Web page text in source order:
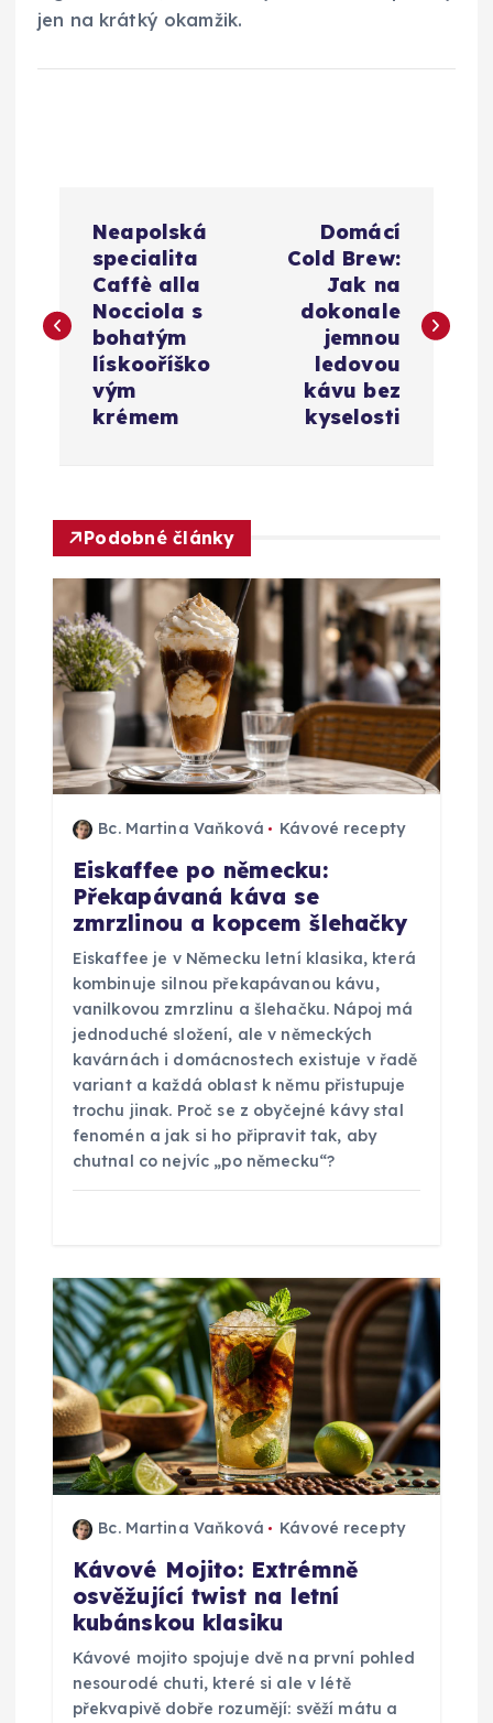
jen na krátký okamžik.
v
c
e
p
r
o
p
Neapolská
specialita
Caffè alla
Nocciola s
bohatým
lískooříško
vým
krémem
Domácí
Cold Brew:
Jak na
dokonale
jemnou
ledovou
kávu bez
kyselosti
Podobné články
Bc. Martina Vaňková Kávové recepty
Eiskaffee po německu:
Překapávaná káva se
zmrzlinou a kopcem šlehačky
Eiskaffee je v Německu letní klasika, která
kombinuje silnou překapávanou kávu,
vanilkovou zmrzlinu a šlehačku. Nápoj má
jednoduché složení, ale v německých
kavárnách i domácnostech existuje v řadě
variant a každá oblast k němu přistupuje
trochu jinak. Proč se z obyčejné kávy stal
fenomén a jak si ho připravit tak, aby
chutnal co nejvíc „po německu“?
Bc. Martina Vaňková Kávové recepty
Kávové Mojito: Extrémně
osvěžující twist na letní
kubánskou klasiku
Kávové mojito spojuje dvě na první pohled
nesourodé chuti, které si ale v létě
překvapivě dobře rozumějí: svěží mátu a